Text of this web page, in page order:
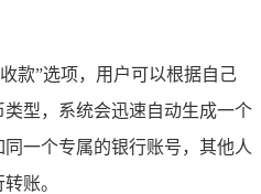
款”选项，用户可以根据自己
型，系统会迅速自动生成一个
一个专属的银行账号，其他人
账。